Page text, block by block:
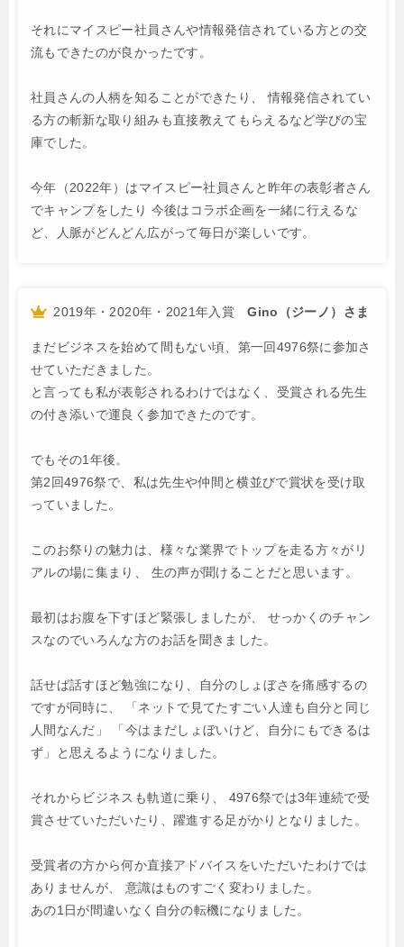
それにマイスピー社員さんや情報発信されている方との交
流もできたのが良かったです。
社員さんの人柄を知ることができたり、
情報発信されてい
る方の斬新な取り組みも直接教えてもらえるなど学びの宝
庫でした。
今年（2022年）はマイスピー社員さんと昨年の表彰者さん
でキャンプをしたり 今後はコラボ企画を一緒に行えるな
ど、人脈がどんどん広がって毎日が楽しいです。
2019年・2020年・2021年入賞Gino（ジーノ）さま
まだビジネスを始めて間もない頃、第一回4976祭に参加さ
せていただきました。
と言っても私が表彰されるわけではなく、受賞される先生
の付き添いで運良く参加できたのです。
でもその1年後。
第2回4976祭で、私は先生や仲間と横並びで賞状を受け取
っていました。
このお祭りの魅力は、様々な業界でトップを走る方々がリ
アルの場に集まり、
生の声が聞けることだと思います。
最初はお腹を下すほど緊張しましたが、
せっかくのチャン
スなのでいろんな方のお話を聞きました。
話せば話すほど勉強になり、自分のしょぼさを痛感するの
ですが同時に、
「ネットで見てたすごい人達も自分と同じ
人間なんだ」
「今はまだしょぼいけど、自分にもできるは
ず」と思えるようになりました。
それからビジネスも軌道に乗り、
4976祭では3年連続で受
賞させていただいたり、躍進する足がかりとなりました。
受賞者の方から何か直接アドバイスをいただいたわけでは
ありませんが、
意識はものすごく変わりました。
あの1日が間違いなく自分の転機になりました。